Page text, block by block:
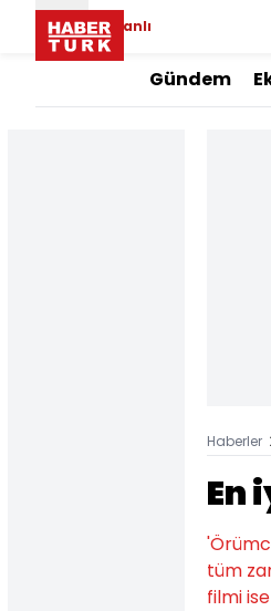
Canlı
Gündem
Haberler
En
tüm
filmi